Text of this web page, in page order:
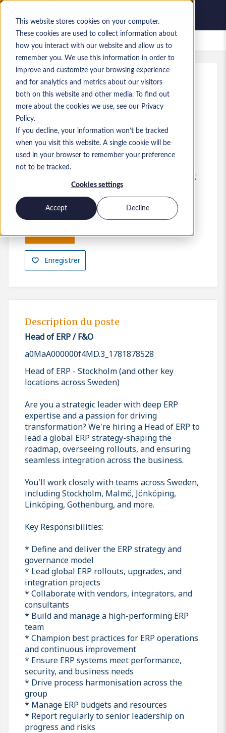
This website stores cookies on your computer.
These cookies are used to collect information about
how you interact with our website and allow us to
remember you. We use this information in order to
improve and customize your browsing experience
and for analytics and metrics about our visitors
both on this website and other media. To find out
more about the cookies we use, see our Privacy
Policy.
If you decline, your information won’t be tracked
when you visit this website. A single cookie will be
used in your browser to remember your preference
not to be tracked.
Cookies settings
Accept Decline
Offres d’emploi enregistrées
Réf. :a0MaA000000f4MD.3_1781878528
Head of ERP / F&O
Sweden
80 000 SEK to 80 000 SEK SEK
OtherPoste
Compétences: Dynamics 365 Finance &amp;
Operations
Niveau:Senior
Enregistrer
Postuler
Description du poste
Head of ERP / F&O
a0MaA000000f4MD.3_1781878528
Head of ERP - Stockholm (and other key
locations across Sweden)
Are you a strategic leader with deep ERP
expertise and a passion for driving
transformation? We're hiring a Head of ERP to
lead a global ERP strategy-shaping the
roadmap, overseeing rollouts, and ensuring
seamless integration across the business.
You'll work closely with teams across Sweden,
including Stockholm, Malmö, Jönköping,
Linköping, Gothenburg, and more.
Key Responsibilities:
* Define and deliver the ERP strategy and
governance model
* Lead global ERP rollouts, upgrades, and
integration projects
* Collaborate with vendors, integrators, and
consultants
* Build and manage a high-performing ERP
team
* Champion best practices for ERP operations
and continuous improvement
* Ensure ERP systems meet performance,
security, and business needs
* Drive process harmonisation across the
group
* Manage ERP budgets and resources
* Report regularly to senior leadership on
progress and risks